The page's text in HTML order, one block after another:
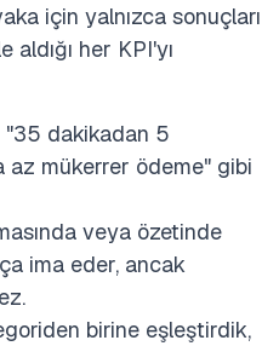
için yalnızca sonuçları
her KPI'yı
"35 dakikadan 5
az mükerrer ödeme" gibi
veya özetinde
ima eder, ancak
birine eşleştirdik,